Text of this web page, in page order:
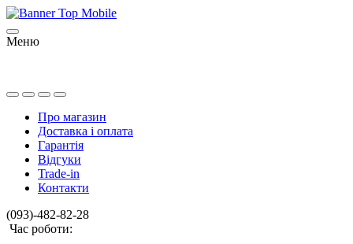
Меню
Про магазин
Доставка і оплата
Гарантія
Відгуки
Trade-in
Контакти
(093)-482-82-28
Час роботи: